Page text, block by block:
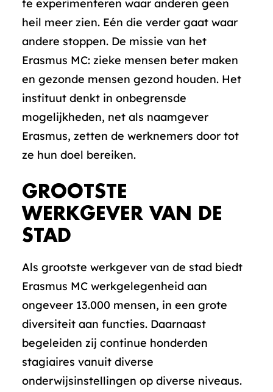
te experimenteren waar anderen geen
heil meer zien. Eén die verder gaat waar
andere stoppen. De missie van het
Erasmus MC: zieke mensen beter maken
en gezonde mensen gezond houden. Het
instituut denkt in onbegrensde
mogelijkheden, net als naamgever
Erasmus, zetten de werknemers door tot
ze hun doel bereiken.
GROOTSTE
WERKGEVER VAN DE
STAD
Als grootste werkgever van de stad biedt
Erasmus MC werkgelegenheid aan
ongeveer 13.000 mensen, in een grote
diversiteit aan functies. Daarnaast
begeleiden zij continue honderden
stagiaires vanuit diverse
onderwijsinstellingen op diverse niveaus.